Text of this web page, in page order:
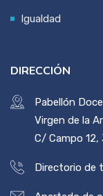
Igualdad
DIRECCIÓN
Pabellón
Virgen de la
C/ Campo 12,
Directorio de